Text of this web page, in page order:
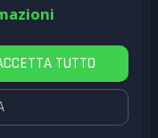
TUTTO
pronto! Connetti,
scaricata